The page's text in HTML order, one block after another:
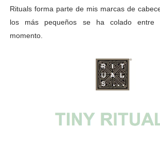
Rituals forma parte de mis marcas de
los más pequeños se ha colado entre
momento.